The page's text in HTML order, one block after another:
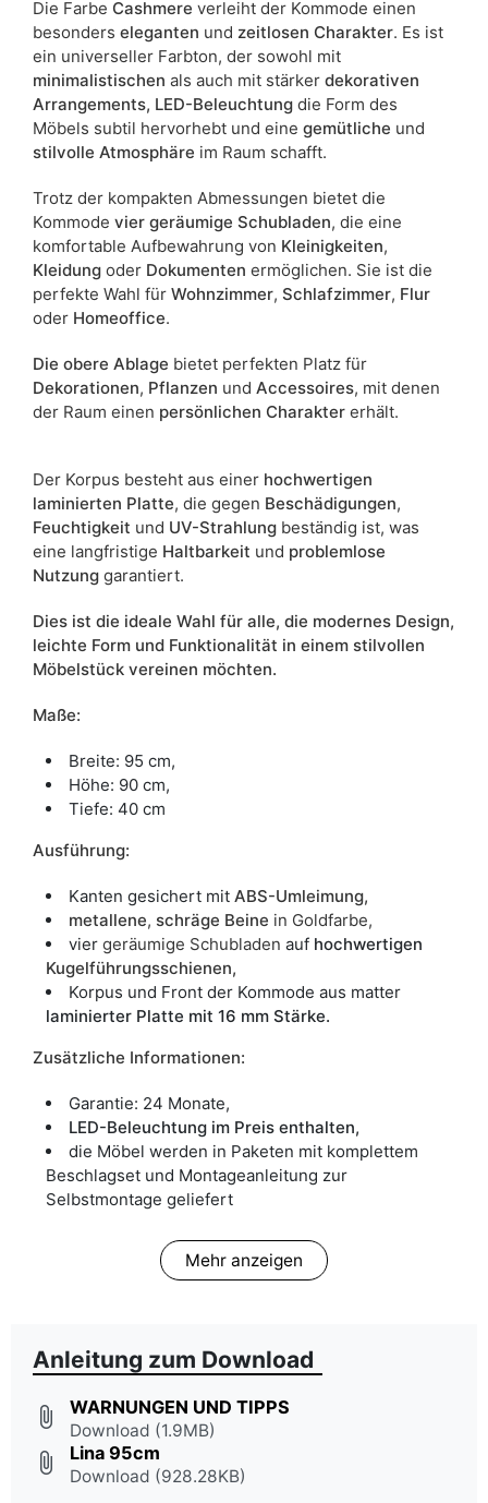
Materialeigenschaften sind Maßabweichungen von +/- 2–3 cm
möglich.
Die Farbe Cashmere verleiht der Kommode einen
besonders eleganten und zeitlosen Charakter. Es ist
ein universeller Farbton, der sowohl mit
minimalistischen als auch mit stärker dekorativen
Arrangements, LED-Beleuchtung die Form des
Möbels subtil hervorhebt und eine gemütliche und
stilvolle Atmosphäre im Raum schafft.
Trotz der kompakten Abmessungen bietet die
Kommode vier geräumige Schubladen, die eine
komfortable Aufbewahrung von Kleinigkeiten,
Kleidung oder Dokumenten ermöglichen. Sie ist die
perfekte Wahl für Wohnzimmer, Schlafzimmer, Flur
oder Homeoffice.
Die obere Ablage bietet perfekten Platz für
Dekorationen, Pflanzen und Accessoires, mit denen
der Raum einen persönlichen Charakter erhält.
Der Korpus besteht aus einer hochwertigen
laminierten Platte, die gegen Beschädigungen,
Feuchtigkeit und UV-Strahlung beständig ist, was
eine langfristige Haltbarkeit und problemlose
Nutzung garantiert.
Dies ist die ideale Wahl für alle, die modernes Design,
leichte Form und Funktionalität in einem stilvollen
Möbelstück vereinen möchten.
Maße:
Breite: 95 cm,
Höhe: 90 cm,
Tiefe: 40 cm
Ausführung:
Kanten gesichert mit ABS-Umleimung,
metallene, schräge Beine in Goldfarbe,
vier geräumige Schubladen auf hochwertigen
Kugelführungsschienen,
Korpus und Front der Kommode aus matter
laminierter Platte mit 16 mm Stärke.
Zusätzliche Informationen:
Garantie: 24 Monate,
LED-Beleuchtung im Preis enthalten,
die Möbel werden in Paketen mit komplettem
Beschlagset und Montageanleitung zur
Selbstmontage geliefert
Mehr anzeigen
Anleitung zum Download
attach_file WARNUNGEN UND TIPPS
Download (1.9MB)
attach_file Lina 95cm
Download (928.28KB)